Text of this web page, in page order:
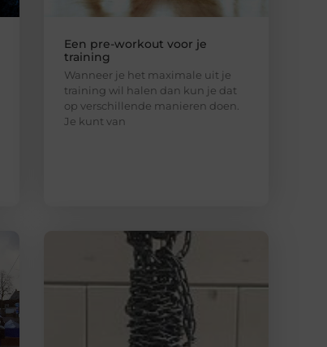
Een pre-workout voor je
training
Wanneer je het maximale uit je
training wil halen dan kun je dat
op verschillende manieren doen.
Je kunt van